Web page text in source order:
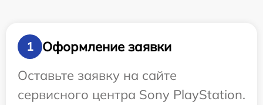
1
Оформление заявки
Оставьте заявку на сайте
сервисного центра Sony PlayStation.